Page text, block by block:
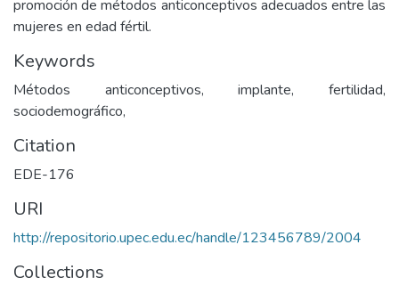
promoción de métodos anticonceptivos adecuados entre las
mujeres en edad fértil.
Keywords
Métodos anticonceptivos, implante, fertilidad,
sociodemográfico,
Citation
EDE-176
URI
http://repositorio.upec.edu.ec/handle/123456789/2004
Collections